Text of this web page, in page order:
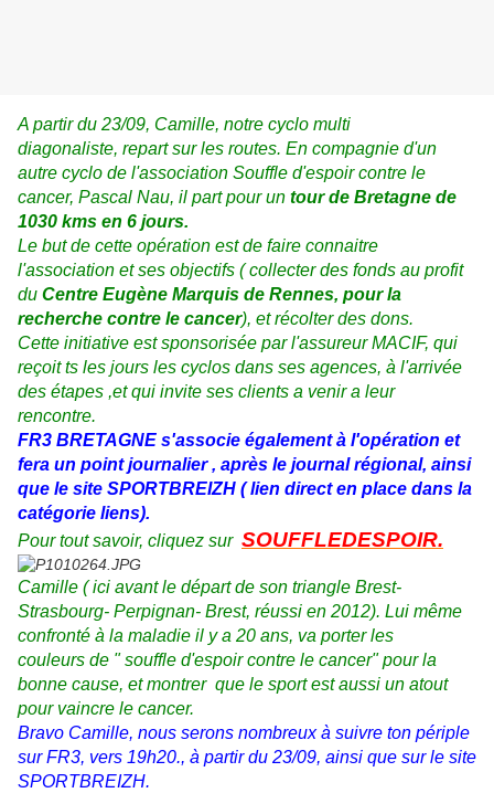
A partir du 23/09, Camille, notre cyclo multi
diagonaliste, repart sur les routes. En compagnie d'un
autre cyclo de l'association Souffle d'espoir contre le
cancer, Pascal Nau, il part pour un tour de Bretagne de
1030 kms en 6 jours.
Le but de cette opération est de faire connaitre
l'association et ses objectifs ( collecter des fonds au profit
du Centre Eugène Marquis de Rennes, pour la
recherche contre le cancer), et récolter des dons.
Cette initiative est sponsorisée par l'assureur MACIF, qui
reçoit ts les jours les cyclos dans ses agences, à l'arrivée
des étapes ,et qui invite ses clients a venir a leur
rencontre.
FR3 BRETAGNE s'associe également à l'opération et
fera un point journalier , après le journal régional, ainsi
que le site SPORTBREIZH ( lien direct en place dans la
catégorie liens).
Pour tout savoir, cliquez sur SOUFFLEDESPOIR.
Camille ( ici avant le départ de son triangle Brest-
Strasbourg- Perpignan- Brest, réussi en 2012). Lui même
confronté à la maladie il y a 20 ans, va porter les
couleurs de " souffle d'espoir contre le cancer" pour la
bonne cause, et montrer que le sport est aussi un atout
pour vaincre le cancer.
Bravo Camille, nous serons nombreux à suivre ton périple
sur FR3, vers 19h20., à partir du 23/09, ainsi que sur le site
SPORTBREIZH.